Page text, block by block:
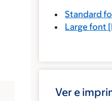
Standard
Large font
Ver e